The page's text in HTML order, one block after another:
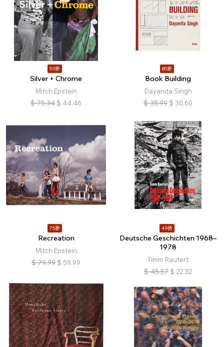
59折
Silver + Chrome
Mitch Epstein
$ 75.34 $ 44.46
85折
Book Building
Dayanita Singh
$ 35.99 $ 30.60
75折
Recreation
Mitch Epstein
$ 79.99 $ 59.99
49折
Deutsche Geschichten 1968–
1978
Timm Rautert
$ 45.57 $ 22.32